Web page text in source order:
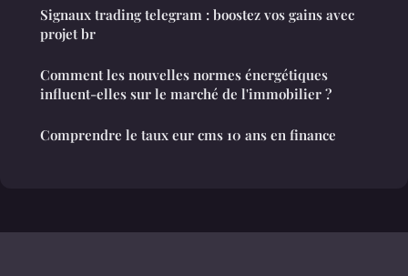
Signaux trading telegram : boostez vos gains avec
projet br
Comment les nouvelles normes énergétiques
influent-elles sur le marché de l'immobilier ?
Comprendre le taux eur cms 10 ans en finance